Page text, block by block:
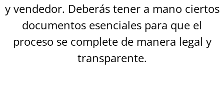
y vendedor. Deberás tener a mano ciertos
documentos esenciales para que el
proceso se complete de manera legal y
transparente.